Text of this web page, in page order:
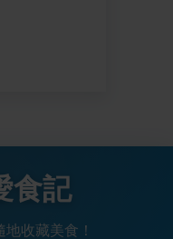
食記
收藏美食！